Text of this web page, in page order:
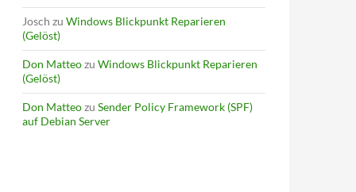
Josch zu Windows Blickpunkt Reparieren
(Gelöst)
Don Matteozu Windows Blickpunkt Reparieren
(Gelöst)
Don Matteozu Sender Policy Framework (SPF)
auf Debian Server